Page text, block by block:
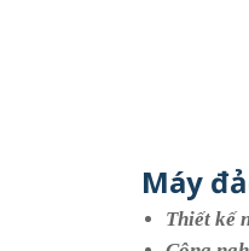
Máy
Thiết kế